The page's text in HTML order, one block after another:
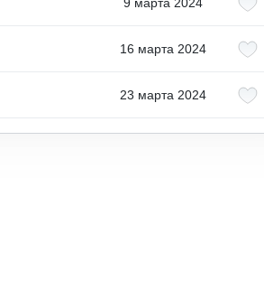
16 марта 2024
23 марта 2024